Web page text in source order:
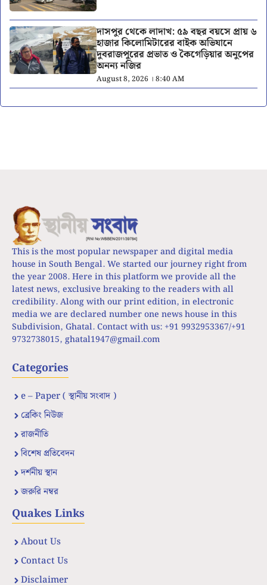
দাসপুর থেকে লাদাখ: ৫৯ বছর বয়সে প্রায় ৬
হাজার কিলোমিটারের বাইক অভিযানে
দুবরাজপুরের প্রভাত ও কৈগেড়িয়ার অনুপের
অনন্য নজির
August 8, 2026 । 8:40 AM
This is the most popular newspaper and digital media
house in South Bengal. We started our journey right from
the year 2008. Here in this platform we provide all the
latest news, exclusive breaking to the readers with all
credibility. Along with our print edition, in electronic
media we are declared number one news house in this
Subdivision, Ghatal. Contact with us: +91 9932953367/+91
9732738015, ghatal1947@gmail.com
Categories
e – Paper ( স্থানীয় সংবাদ )
ব্রেকিং নিউজ
রাজনীতি
বিশেষ প্রতিবেদন
দর্শনীয় স্থান
জরুরি নম্বর
Quakes Links
About Us
Contact Us
Disclaimer